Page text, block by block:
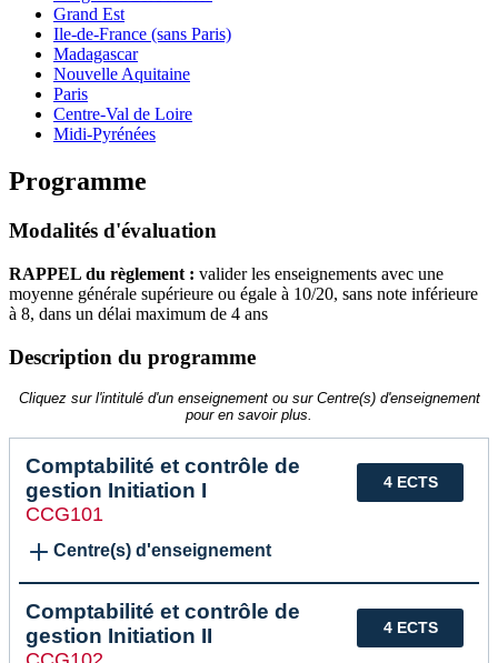
Grand Est
Ile-de-France (sans Paris)
Madagascar
Nouvelle Aquitaine
Paris
Centre-Val de Loire
Midi-Pyrénées
Programme
Modalités d'évaluation
RAPPEL du règlement : valider les enseignements avec une
moyenne générale supérieure ou égale à 10/20, sans note inférieure
à 8, dans un délai maximum de 4 ans
Description du programme
Cliquez sur l'intitulé d'un enseignement ou sur Centre(s) d'enseignement
pour en savoir plus.
4 ECTS
Comptabilité et contrôle de
gestion Initiation I
CCG101
Centre(s) d'enseignement
4 ECTS
Comptabilité et contrôle de
gestion Initiation II